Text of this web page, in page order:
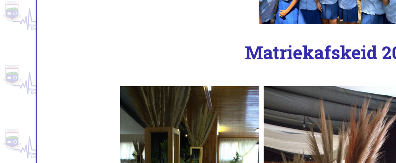
Matriekafskeid